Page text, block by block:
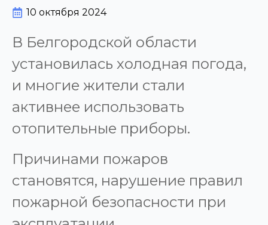
10 октября 2024
В Белгородской области
установилась холодная погода,
и многие жители стали
активнее использовать
отопительные приборы.
Причинами пожаров
становятся, нарушение правил
пожарной безопасности при